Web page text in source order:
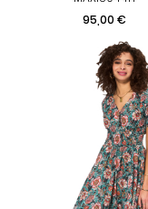
Prix
95,00 €